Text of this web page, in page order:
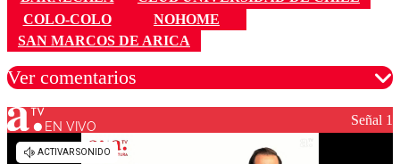
COLO-COLO
NOHOME
SAN MARCOS DE ARICA
Ver comentarios
Los comentarios son moderados para garantizar un
diálogo respetuoso.
EN VIVO Señal 1